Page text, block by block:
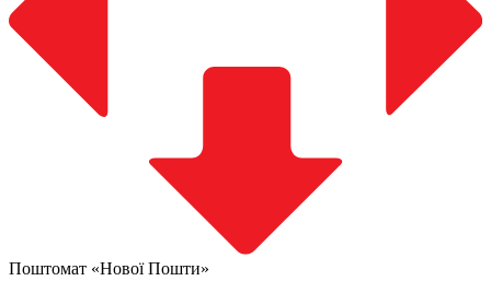
Поштомат «Нової Пошти»